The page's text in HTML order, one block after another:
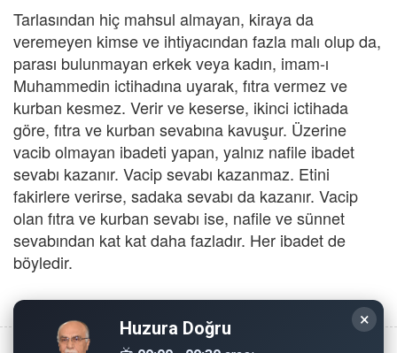
Tarlasından hiç mahsul almayan, kiraya da
veremeyen kimse ve ihtiyacından fazla malı olup da,
parası bulunmayan erkek veya kadın, imam-ı
Muhammedin ictihadına uyarak, fıtra vermez ve
kurban kesmez. Verir ve keserse, ikinci ictihada
göre, fıtra ve kurban sevabına kavuşur. Üzerine
vacib olmayan ibadeti yapan, yalnız nafile ibadet
sevabı kazanır. Vacip sevabı kazanmaz. Etini
fakirlere verirse, sadaka sevabı da kazanır. Vacip
olan fıtra ve kurban sevabı ise, nafile ve sünnet
sevabından kat kat daha fazladır. Her ibadet de
böyledir.
×
Huzura Doğru